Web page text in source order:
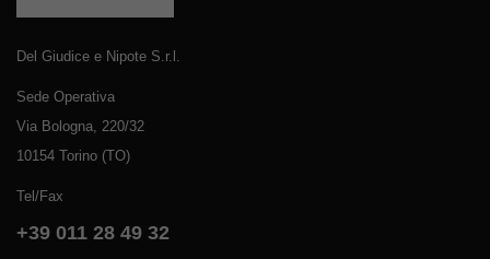
Del Giudice e Nipote S.r.l.
Sede Operativa
Via Bologna, 220/32
10154 Torino (TO)
Tel/Fax
+39 011 28 49 32